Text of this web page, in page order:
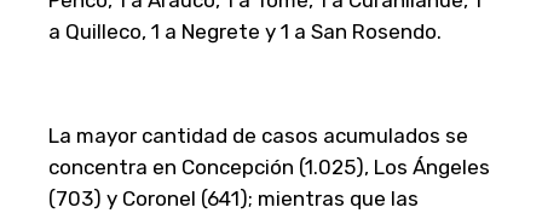
a Quilleco, 1 a Negrete y 1 a San Rosendo.
La mayor cantidad de casos acumulados se
concentra en Concepción (1.025), Los Ángeles
(703) y Coronel (641); mientras que las